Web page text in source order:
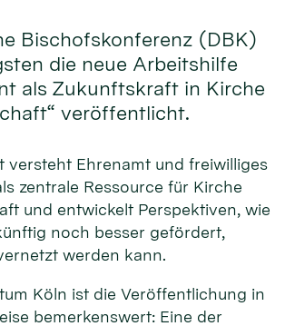
Bischofskonferenz (DBK)
die neue Arbeitshilfe
als Zukunftskraft in Kirche
veröffentlicht.
versteht Ehrenamt und freiwilliges
zentrale Ressource für Kirche
und entwickelt Perspektiven, wie
noch besser gefördert,
werden kann.
Köln ist die Veröffentlichung in
bemerkenswert: Eine der